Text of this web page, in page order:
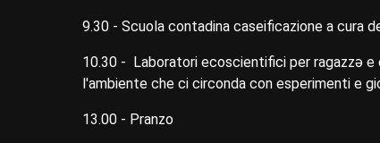
9.30 - Scuola contadina caseificazione a cura
10.30 - Laboratori ecoscientifici per ragazzə
l'ambiente che ci circonda con esperimenti e
13.00 - Pranzo